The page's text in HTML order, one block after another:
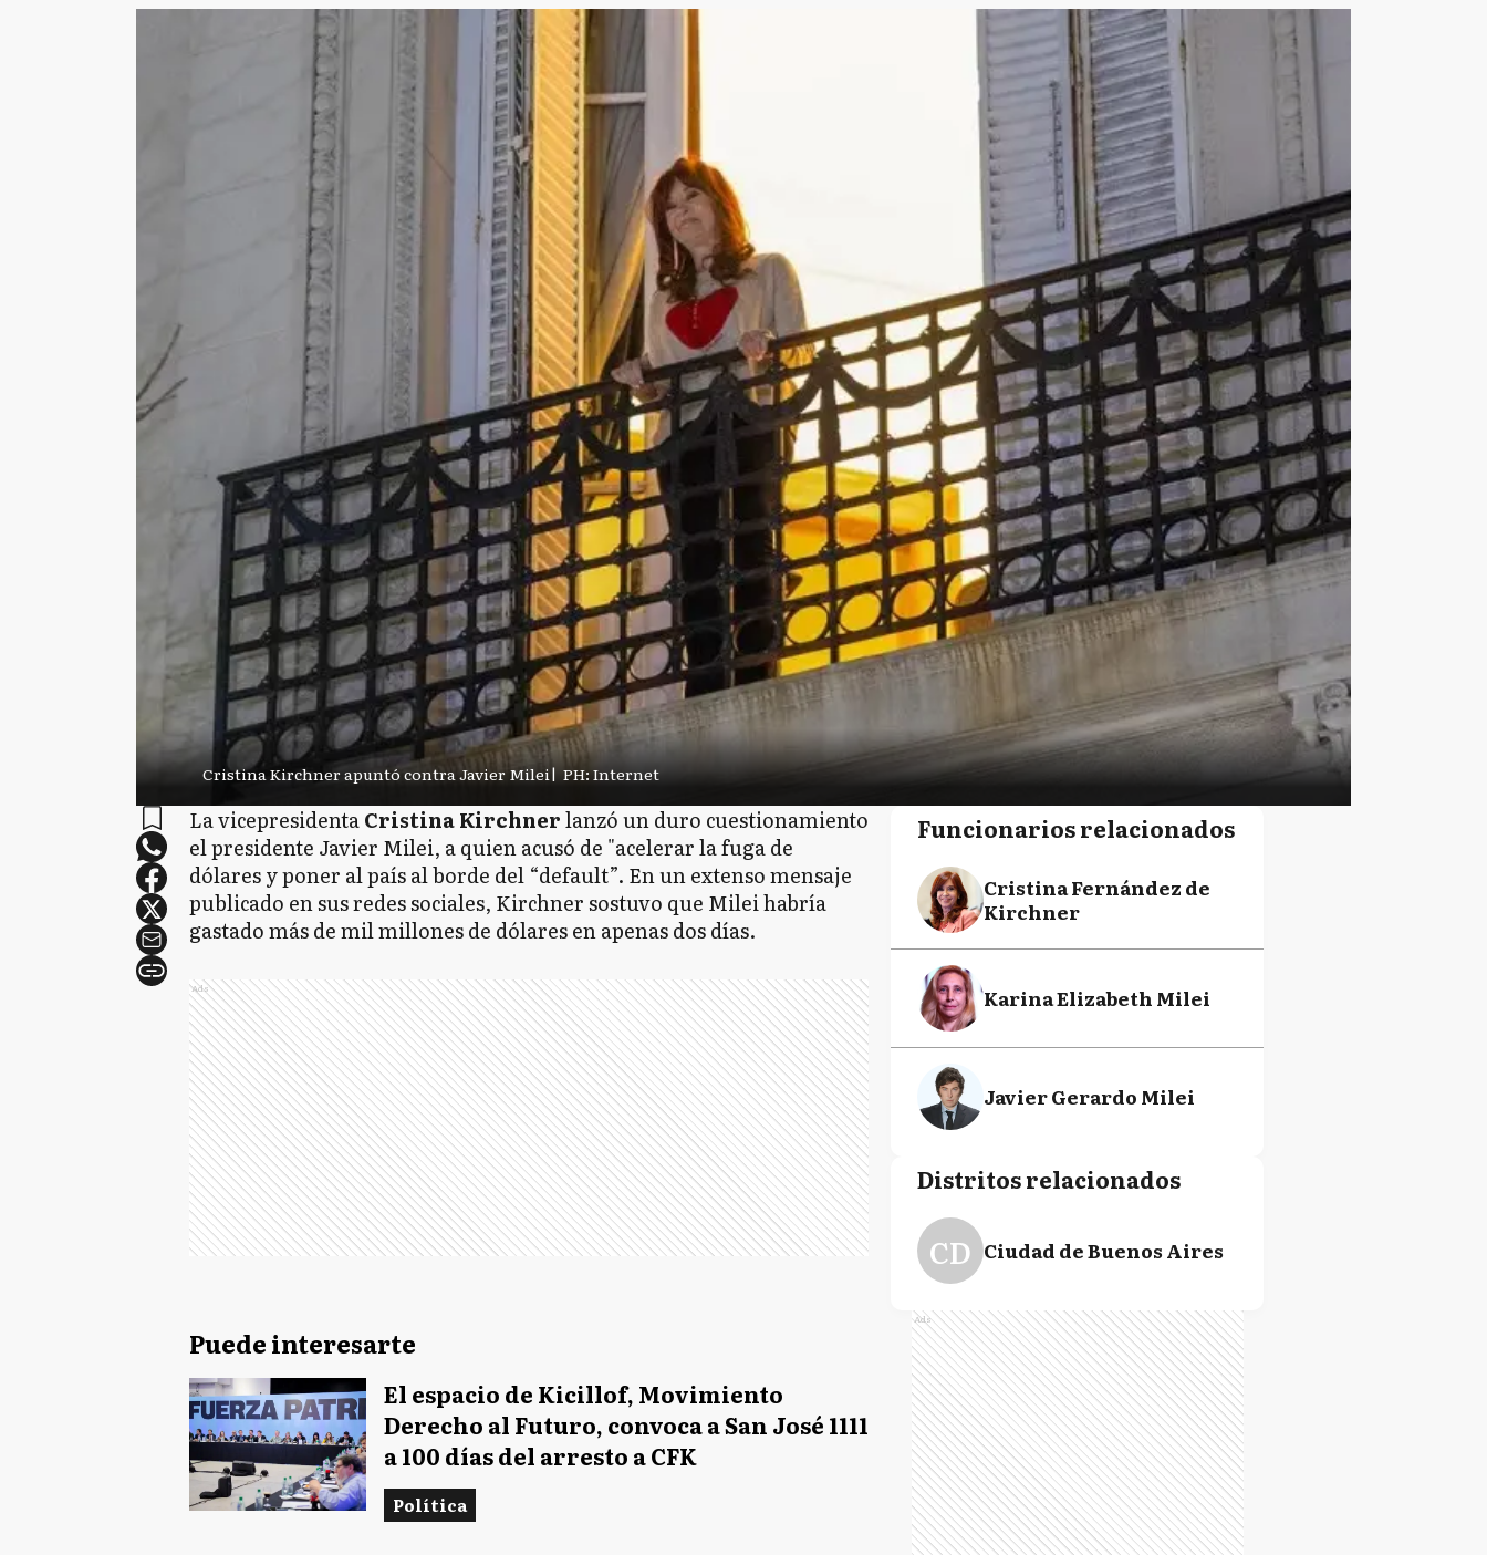
Cristina Kirchner apuntó contra Javier Milei| PH: Internet
La vicepresidentaCristina Kirchnerlanzó un duro cuestionamiento
el presidente Javier Milei, a quien acusó de "acelerar la fuga de
dólares y poner al país al borde del “default”. En un extenso mensaje
publicado en sus redes sociales, Kirchner sostuvo que Milei habría
gastado más de mil millones de dólares en apenas dos días.
Ads
Puede interesarte
El espacio de Kicillof, Movimiento
Derecho al Futuro, convoca a San José 1111
a 100 días del arresto a CFK
Política
Funcionarios relacionados
Cristina Fernández de
Kirchner
Karina Elizabeth Milei
Javier Gerardo Milei
Distritos relacionados
CD Ciudad de Buenos Aires
Ads